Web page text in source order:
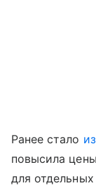
Ранее стало
повысила
для